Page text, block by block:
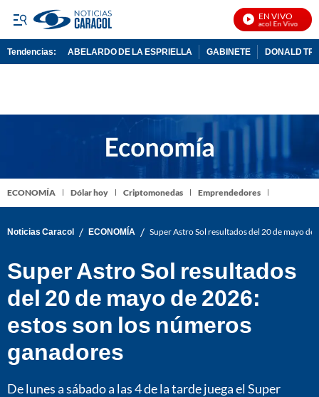
EN VIVO
Noticias Caracol En Vivo
Tendencias: ABELARDO DE LA ESPRIELLA GABINETE DONALD
ECONOMÍA Dólar hoy Criptomonedas Emprendedores
Noticias Caracol / ECONOMÍA / Super Astro Sol resultados del 20 de mayo
Super Astro Sol resultados
del 20 de mayo de 2026:
estos son los números
ganadores
De lunes a sábado a las 4 de la tarde juega el Super